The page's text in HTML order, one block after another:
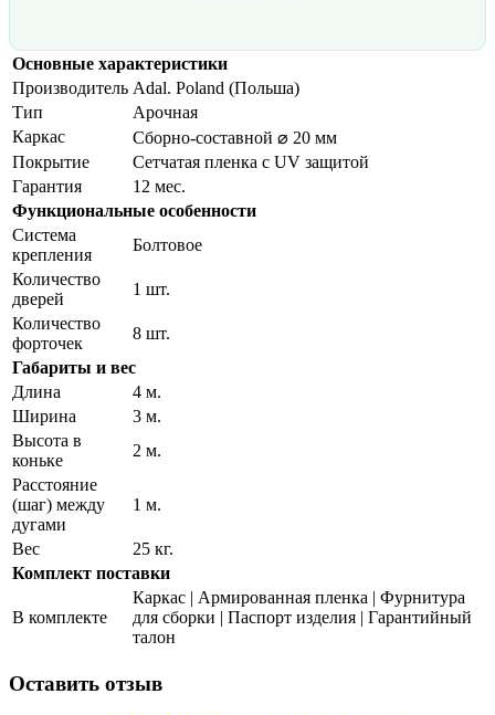
Основные характеристики
Производитель Adal. Poland (Польша)
Тип
Арочная
Каркас
Сборно-составной ⌀ 20 мм
Покрытие
Сетчатая пленка с UV защитой
Гарантия
12 мес.
Функциональные особенности
Система
крепления
Болтовое
Количество
дверей
1 шт.
Количество
форточек
8 шт.
Габариты и вес
Длина
4 м.
Ширина
3 м.
Высота в
коньке
2 м.
Расстояние
(шаг) между
дугами
1 м.
Вес
25 кг.
Комплект поставки
В комплекте
Каркас | Армированная пленка | Фурнитура
для сборки | Паспорт изделия | Гарантийный
талон
Оставить отзыв